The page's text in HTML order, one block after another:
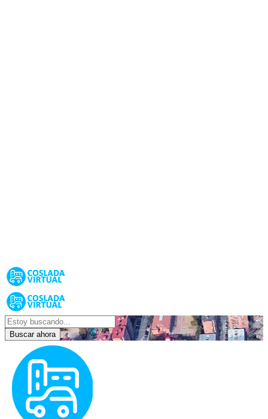
Buscar ahora